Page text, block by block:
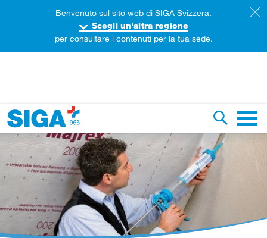
Ricerca
in questa pagina
Benvenuto sul sito web di SIGA Svizzera.
Scegli un'altra regione
per consultare i contenuti per la tua sede.